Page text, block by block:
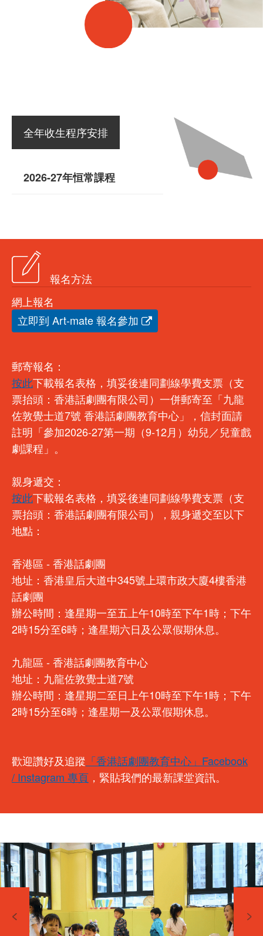
全年收生程序安排
2026-27年恒常課程
報名方法
網上報名
立即到 Art-mate 報名參加
郵寄報名：
按此下載報名表格，填妥後連同劃線學費支票（支
票抬頭：香港話劇團有限公司）一併郵寄至「九龍
佐敦覺士道7號 香港話劇團教育中心」，信封面請
註明「參加2026-27第一期（9-12月）幼兒／兒童戲
劇課程」。
親身遞交：
按此下載報名表格，填妥後連同劃線學費支票（支
票抬頭：香港話劇團有限公司），親身遞交至以下
地點：
香港區 - 香港話劇團
地址：香港皇后大道中345號上環市政大廈4樓香港
話劇團
辦公時間：逢星期一至五上午10時至下午1時；下午
2時15分至6時；逢星期六日及公眾假期休息。
九龍區 - 香港話劇團教育中心
地址：九龍佐敦覺士道7號
辦公時間：逢星期二至日上午10時至下午1時；下午
2時15分至6時；逢星期一及公眾假期休息。
歡迎讚好及追蹤 「香港話劇團教育中心」Facebook
/ Instagram 專頁 ，緊貼我們的最新課堂資訊。